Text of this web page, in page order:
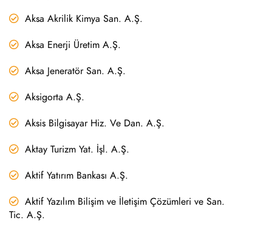
Aksa Akrilik Kimya San. A.Ş.
Aksa Enerji Üretim A.Ş.
Aksa Jeneratör San. A.Ş.
Aksigorta A.Ş.
Aksis Bilgisayar Hiz. Ve Dan. A.Ş.
Aktay Turizm Yat. İşl. A.Ş.
Aktif Yatırım Bankası A.Ş.
Aktif Yazılım Bilişim ve İletişim Çözümleri ve San.
Tic. A.Ş.